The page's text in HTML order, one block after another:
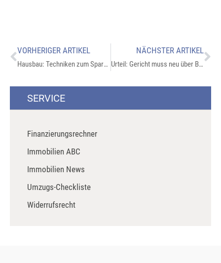
VORHERIGER ARTIKEL
Hausbau: Techniken zum Sparen
NÄCHSTER ARTIKEL
Urteil: Gericht muss neu über Betretungsrecht bei Immobilienverkauf verhandeln
SERVICE
Finanzierungsrechner
Immobilien ABC
Immobilien News
Umzugs-Checkliste
Widerrufsrecht